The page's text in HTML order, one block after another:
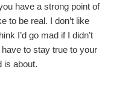
have a strong point of
to be real. I don’t like
I’d go mad if I didn’t
to stay true to your
is about.